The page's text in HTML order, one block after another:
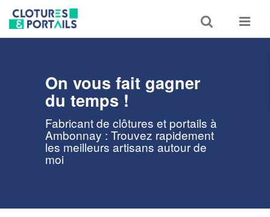
Toggle
search
Toggle
On vous fait gagner
du temps !
Fabricant de clôtures et portails à
Ambonnay : Trouvez rapidement
les meilleurs artisans autour de
moi